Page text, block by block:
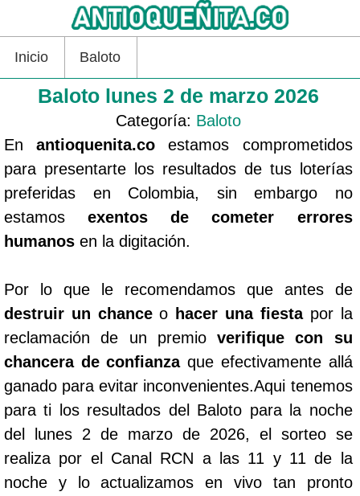
Inicio Baloto
Baloto lunes 2 de marzo 2026
Categoría: Baloto
Enantioquenita.co estamos comprometidos
para presentarte los resultados de tus loterías
preferidas en Colombia, sin embargo no
estamosexentos de cometer errores
humanos en la digitación.
Por lo que le recomendamos que antes de
destruir un chanceo hacer una fiestapor la
reclamación de un premioverifique con su
chancera de confianzaque efectivamente allá
ganado para evitar inconvenientes.Aqui tenemos
para ti los resultados del Baloto para la noche
del lunes 2 de marzo de 2026, el sorteo se
realiza por el Canal RCN a las 11 y 11 de la
noche y lo actualizamos en vivo tan pronto